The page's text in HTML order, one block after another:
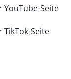
YouTube-Seite
Seite